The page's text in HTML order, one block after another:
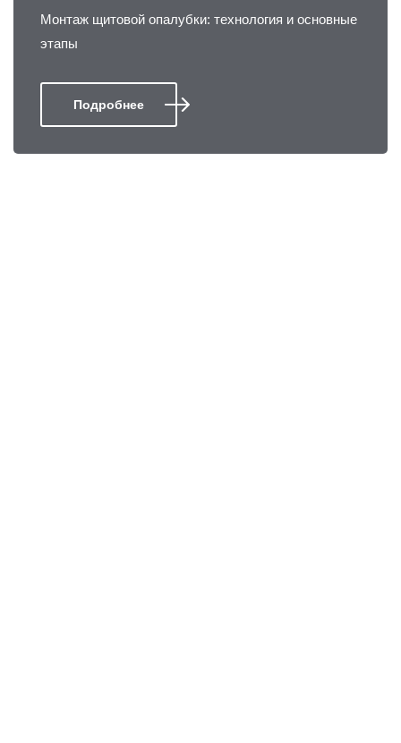
Монтаж щитовой опалубки: технология и основные
этапы
Подробнее